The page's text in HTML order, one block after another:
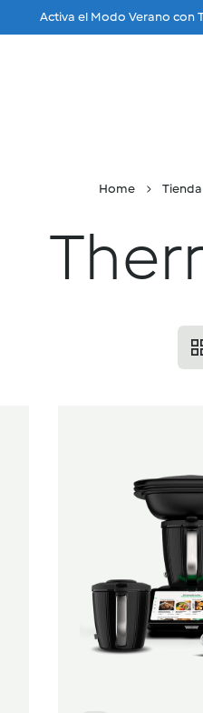
Ir a la
Activa el Modo Verano con
Home